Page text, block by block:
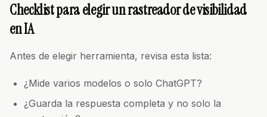
Checklist para elegir un rastreador de visibilidad
en IA
Antes de elegir herramienta, revisa esta lista:
¿Mide varios modelos o solo ChatGPT?
¿Guarda la respuesta completa y no solo la